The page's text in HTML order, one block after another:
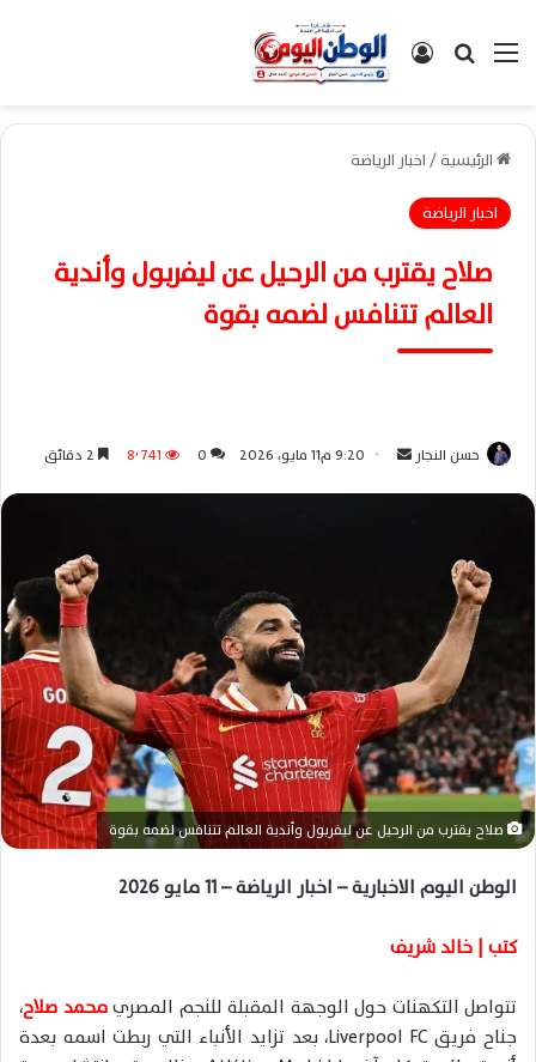
القائمةبحث عن تسجيل الدخول
الرئيسية/اخبار الرياضة
اخبار الرياضة
صلاح يقترب من الرحيل عن ليفربول وأندية
العالم تتنافس لضمه بقوة
حسن النجار
ا
ل
ك
ت
ر
ن
ا
9:20 م11 مايو، 2026 0 8٬741
صلاح يقترب من الرحيل عن ليفربول وأندية العالم تتنافس لضمه بقوة
الوطن اليوم الاخبارية – اخبار الرياضة – 11 مايو 2026
كتب | خالد شريف
تتواصل التكهنات حول الوجهة المقبلة للنجم المصريمحمد صلاح،
جناح فريق Liverpool FC، بعد تزايد الأنباء التي ربطت اسمه بعدة